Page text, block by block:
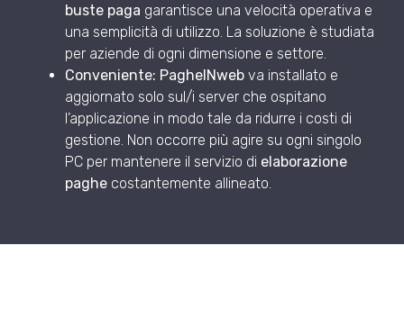
buste paga garantisce una velocità operativa e
una semplicità di utilizzo. La soluzione è studiata
per aziende di ogni dimensione e settore.
Conveniente: PagheINweb va installato e
aggiornato solo sul/i server che ospitano
l’applicazione in modo tale da ridurre i costi di
gestione. Non occorre più agire su ogni singolo
PC per mantenere il servizio di elaborazione
paghe costantemente allineato.